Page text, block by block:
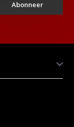
Abonneer